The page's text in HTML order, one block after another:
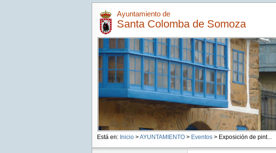
Ayuntamiento de
Santa Colomba de Somoza
Está en: Inicio >AYUNTAMIENTO> Eventos> Exposición de pint...